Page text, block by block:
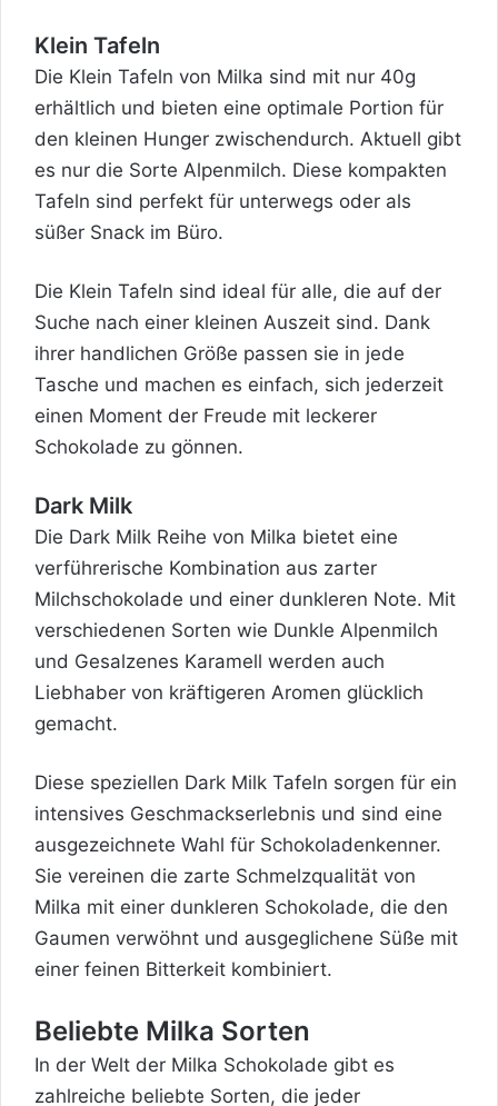
Klein Tafeln
Die Klein Tafeln von Milka sind mit nur 40g
erhältlich und bieten eine optimale Portion für
den kleinen Hunger zwischendurch. Aktuell gibt
es nur die Sorte Alpenmilch. Diese kompakten
Tafeln sind perfekt für unterwegs oder als
süßer Snack im Büro.
Die Klein Tafeln sind ideal für alle, die auf der
Suche nach einer kleinen Auszeit sind. Dank
ihrer handlichen Größe passen sie in jede
Tasche und machen es einfach, sich jederzeit
einen Moment der Freude mit leckerer
Schokolade zu gönnen.
Dark Milk
Die Dark Milk Reihe von Milka bietet eine
verführerische Kombination aus zarter
Milchschokolade und einer dunkleren Note. Mit
verschiedenen Sorten wie Dunkle Alpenmilch
und Gesalzenes Karamell werden auch
Liebhaber von kräftigeren Aromen glücklich
gemacht.
Diese speziellen Dark Milk Tafeln sorgen für ein
intensives Geschmackserlebnis und sind eine
ausgezeichnete Wahl für Schokoladenkenner.
Sie vereinen die zarte Schmelzqualität von
Milka mit einer dunkleren Schokolade, die den
Gaumen verwöhnt und ausgeglichene Süße mit
einer feinen Bitterkeit kombiniert.
Beliebte Milka Sorten
In der Welt der Milka Schokolade gibt es
zahlreiche beliebte Sorten, die jeder